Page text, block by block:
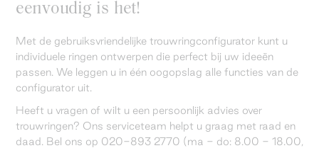
eenvoudig is het!
Met de gebruiksvriendelijke trouwringconfigurator kunt u
individuele ringen ontwerpen die perfect bij uw ideeën
passen. We leggen u in één oogopslag alle functies van de
configurator uit.
Heeft u vragen of wilt u een persoonlijk advies over
trouwringen? Ons serviceteam helpt u graag met raad en
daad. Bel ons op 020-893 2770 (ma - do: 8.00 - 18.00,